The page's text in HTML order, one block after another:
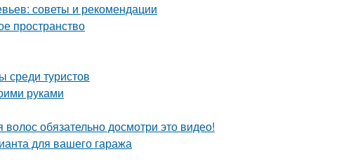
советы и рекомендации
пространство
среди туристов
руками
обязательно досмотри это видео!
для вашего гаража